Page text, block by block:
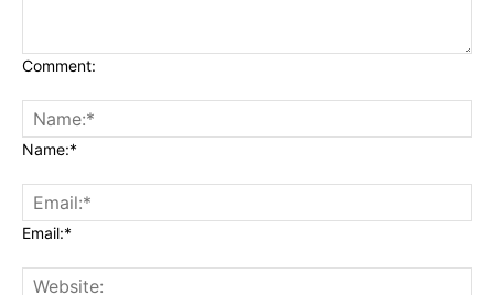
Comment:
Name:*
Email:*